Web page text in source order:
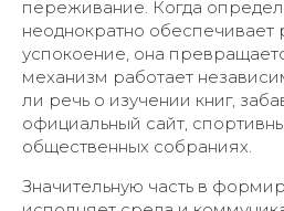
переживание. Когда
неоднократно обеспечивает
успокоение, она
механизм работает
ли речь о изучении книг,
официальный сайт,
общественных собраниях.
Значительную часть в